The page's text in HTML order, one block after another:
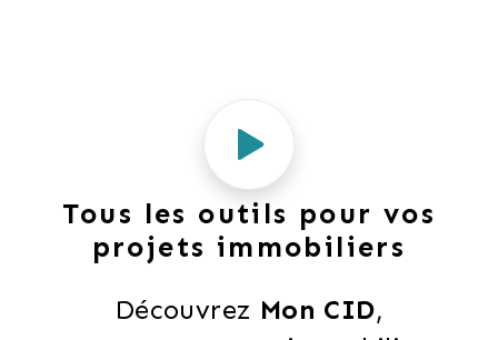
Tous les outils pour vos
projets immobiliers
Découvrez Mon CID,